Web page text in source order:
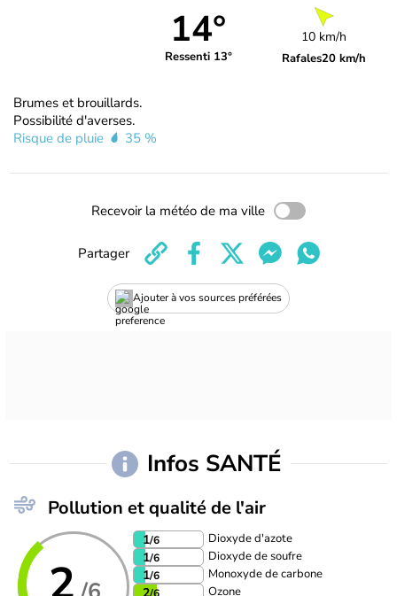
14°
Ressenti 13°
10 km/h
Rafales20 km/h
Brumes et brouillards.
Possibilité d'averses.
Risque de pluie
35 %
Recevoir la météo de ma ville
Ajouter à vos sources préférées
Partager
Infos SANTÉ
Pollution et qualité de l'air
1/6 Dioxyde d'azote
1/6 Dioxyde de soufre
1/6 Monoxyde de carbone
Ozone